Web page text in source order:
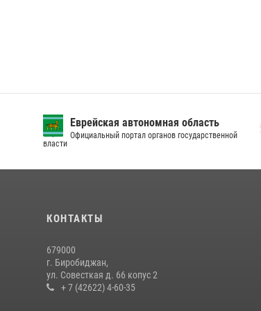
Еврейская автономная область
Официальный портал органов государственной
власти
КОНТАКТЫ
679000
г. Биробиджан,
ул. Совесткая д. 66 копус 2
+ 7 (42622) 4-60-35